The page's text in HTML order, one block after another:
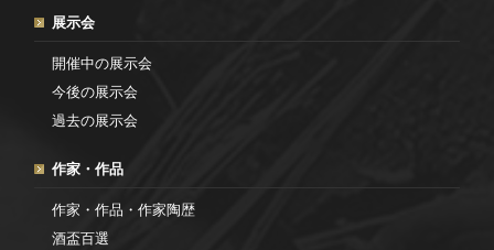
展示会
開催中の展示会
今後の展示会
過去の展示会
作家・作品
作家・作品・作家陶歴
酒盃百選